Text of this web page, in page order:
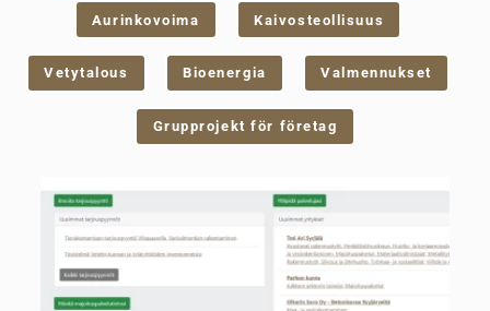
Aurinkovoima Kaivosteollisuus
Vetytalous Bioenergia Valmennukset
Grupprojekt för företag